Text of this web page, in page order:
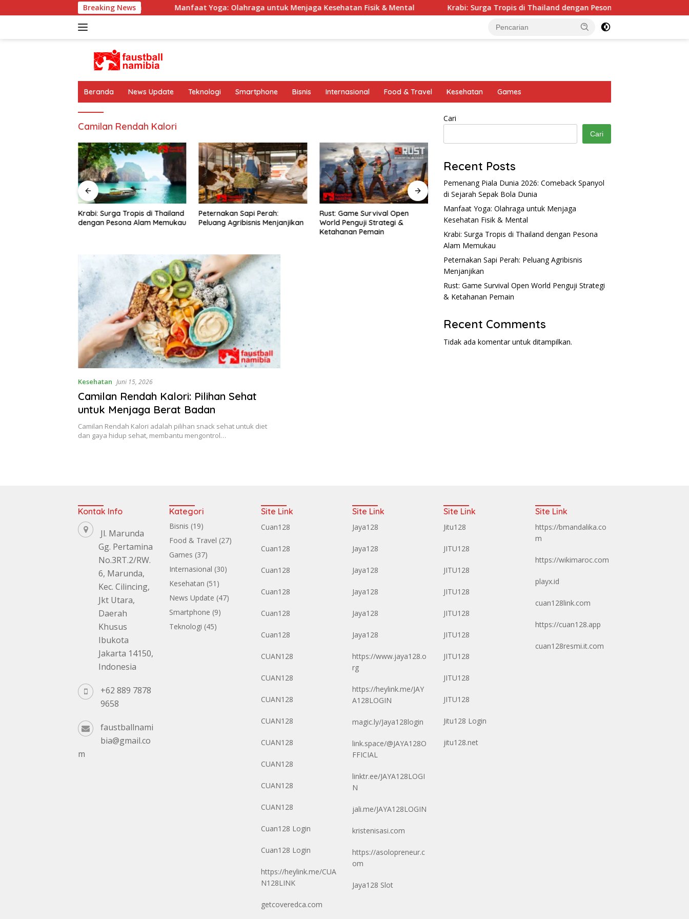
ke
Breaking News
di Sejarah Sepak Bola Dunia Manfaat Yoga: Olahraga untuk Menjaga Kesehatan Fisik & Mental Krabi: Surga Tropis di Thailand dengan Pesona Alam Memukau
Beranda News Update Teknologi Smartphone Bisnis Internasional Food & Travel Kesehatan Games
Camilan Rendah Kalori
Krabi: Surga Tropis di Thailand
dengan Pesona Alam Memukau
Peternakan Sapi Perah:
Peluang Agribisnis Menjanjikan
Rust: Game Survival Open
World Penguji Strategi &
Ketahanan Pemain
Koin Alternatif: Altcoin dan
Potensinya di Dunia Aset Kripto
Vivo Y28 4G: Smartphone
Andal
Kesehatan Juni 15, 2026
Camilan Rendah Kalori: Pilihan Sehat
untuk Menjaga Berat Badan
Camilan Rendah Kalori adalah pilihan snack sehat untuk diet
dan gaya hidup sehat, membantu mengontrol…
Cari
Cari
Recent Posts
Pemenang Piala Dunia 2026: Comeback Spanyol
di Sejarah Sepak Bola Dunia
Manfaat Yoga: Olahraga untuk Menjaga
Kesehatan Fisik & Mental
Krabi: Surga Tropis di Thailand dengan Pesona
Alam Memukau
Peternakan Sapi Perah: Peluang Agribisnis
Menjanjikan
Rust: Game Survival Open World Penguji Strategi
& Ketahanan Pemain
Recent Comments
Tidak ada komentar untuk ditampilkan.
Kontak Info
Jl. Marunda
Gg. Pertamina
No.3RT.2/RW.
6, Marunda,
Kec. Cilincing,
Jkt Utara,
Daerah
Khusus
Ibukota
Jakarta 14150,
Indonesia
+62 889 7878
9658
faustballnami
bia@gmail.co
m
Kategori
Bisnis (19)
Food & Travel (27)
Games (37)
Internasional (30)
Kesehatan (51)
News Update (47)
Smartphone (9)
Teknologi (45)
Site Link
Cuan128
Cuan128
Cuan128
Cuan128
Cuan128
Cuan128
CUAN128
CUAN128
CUAN128
CUAN128
CUAN128
CUAN128
CUAN128
CUAN128
Cuan128 Login
Cuan128 Login
https://heylink.me/CUA
N128LINK
getcoveredca.com
Site Link
Jaya128
Jaya128
Jaya128
Jaya128
Jaya128
Jaya128
https://www.jaya128.o
rg
https://heylink.me/JAY
A128LOGIN
magic.ly/Jaya128login
link.space/@JAYA128O
FFICIAL
linktr.ee/JAYA128LOGI
N
jali.me/JAYA128LOGIN
kristenisasi.com
https://asolopreneur.c
om
Jaya128 Slot
Site Link
Jitu128
JITU128
JITU128
JITU128
JITU128
JITU128
JITU128
JITU128
JITU128
Jitu128 Login
jitu128.net
Site Link
https://bmandalika.co
m
https://wikimaroc.com
playx.id
cuan128link.com
https://cuan128.app
cuan128resmi.it.com